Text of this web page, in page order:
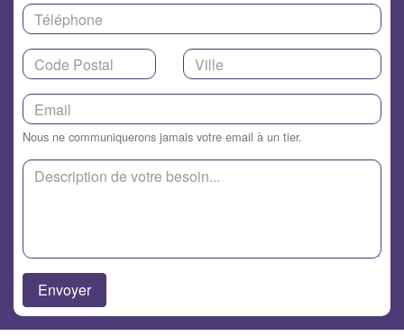
Nous ne communiquerons jamais votre email à un tier.